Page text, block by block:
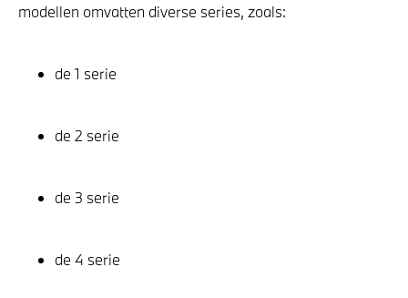
modellen omvatten diverse series, zoals:
de 1 serie
de 2 serie
de 3 serie
de 4 serie